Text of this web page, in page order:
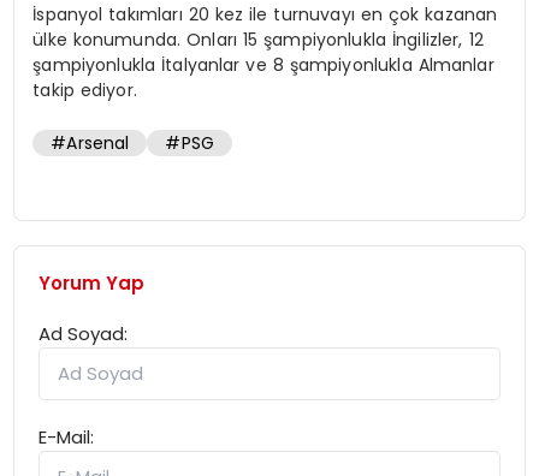
İspanyol takımları 20 kez ile turnuvayı en çok kazanan
ülke konumunda. Onları 15 şampiyonlukla İngilizler, 12
şampiyonlukla İtalyanlar ve 8 şampiyonlukla Almanlar
takip ediyor.
#Arsenal #PSG
Yorum Yap
Ad Soyad:
E-Mail: